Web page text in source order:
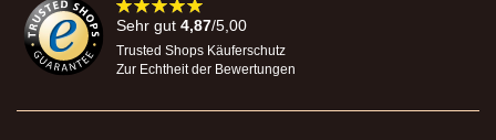
98%
Sehr gut 4,87/5,00
Trusted Shops Käuferschutz
Zur Echtheit der Bewertungen